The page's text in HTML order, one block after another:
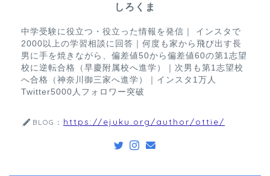
しろくま
中学受験に役立つ・役立った情報を発信｜ インスタで
2000以上の学習相談に回答｜何度も家から飛び出す長
男に手を焼きながら、偏差値50から偏差値60の第1志望
校に逆転合格（早慶附属校へ進学）｜次男も第1志望校
へ合格（神奈川御三家へ進学）｜インスタ1万人
Twitter5000人フォロワー突破
BLOG： https://ejuku.org/author/ottie/